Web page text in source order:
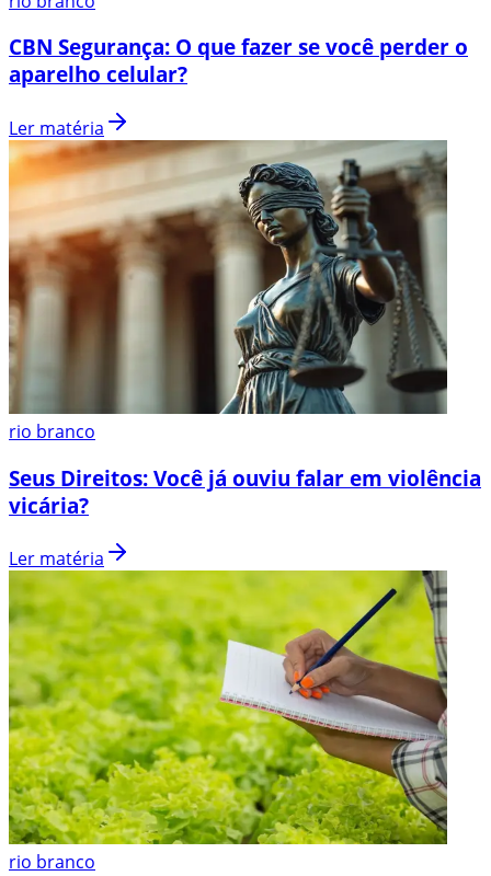
CBN Segurança: O que fazer se você perder o
aparelho celular?
Ler matéria
rio branco
Seus Direitos: Você já ouviu falar em violência
vicária?
Ler matéria
rio branco